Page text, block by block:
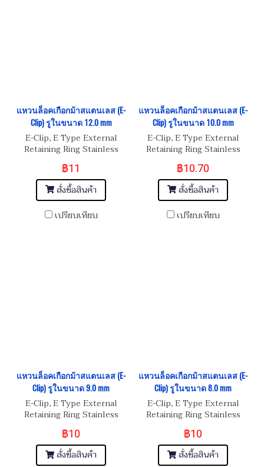
แหวนล็อคเกือกม้าสแตนเลส (E-
Clip) รูในขนาด 12.0 mm
E-Clip, E Type External
Retaining Ring Stainless
Steel
฿11
สั่งซื้อสินค้า
เปรียบเทียบ
แหวนล็อคเกือกม้าสแตนเลส (E-
Clip) รูในขนาด 10.0 mm
E-Clip, E Type External
Retaining Ring Stainless
฿10.70
สั่งซื้อสินค้า
เปรียบเทียบ
แหวนล็อคเกือกม้าสแตนเลส (E-
Clip) รูในขนาด 9.0 mm
E-Clip, E Type External
Retaining Ring Stainless
฿10
สั่งซื้อสินค้า
แหวนล็อคเกือกม้าสแตนเลส (E-
Clip) รูในขนาด 8.0 mm
E-Clip, E Type External
Retaining Ring Stainless
฿10
สั่งซื้อสินค้า